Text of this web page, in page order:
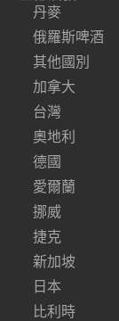
丹麥
俄羅斯啤酒
其他國別
加拿大
台灣
奧地利
德國
愛爾蘭
挪威
捷克
新加坡
日本
比利時